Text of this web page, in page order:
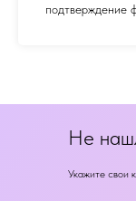
подтверждение
Не
Укажите свои